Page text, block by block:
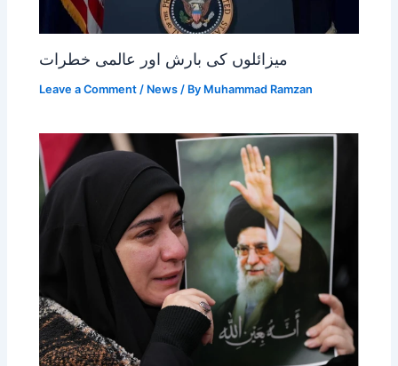
میزائلوں کی بارش اور عالمی خطرات
Leave a Comment / News / By Muhammad Ramzan